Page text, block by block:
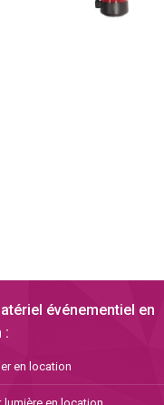
événementiel en
:
en location